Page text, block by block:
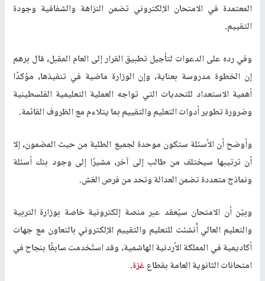
المعتمدة في الامتحان الإلكتروني تضمن النزاهة والشفافية وجودة
التقييم.
وفي رده على الدعوات لتأجيل تطبيق القرار إلى العام المقبل، قال برهم
إن الخطوة مدروسة بعناية، وإن الوزارة ماضية في تنفيذها، مؤكدًا
أهمية الاستعداد للتحديات التي تواجه العملية التعليمية الفلسطينية
وضرورة تطوير أدوات التعليم والتقييم بما يتلاءم مع الظروف القائمة.
وأوضح أن الأسئلة ستكون موحدة لجميع الطلبة من حيث المضمون، إلا
أن ترتيبها سيختلف من طالب إلى آخر، مشيرًا إلى وجود بنك أسئلة
ونماذج متعددة تضمن العدالة وتحد من فرص الغش.
وبيّن أن الامتحان سيُعقد عبر منصة إلكترونية خاصة بوزارة التربية
والتعليم العالي أُنشئت للتعليم والتقييم الإلكتروني بالتعاون مع جهات
أكاديمية في المملكة الأردنية الهاشمية، وقد استُخدمت سابقًا بنجاح في
امتحانات الثانوية العامة بقطاعغزة.